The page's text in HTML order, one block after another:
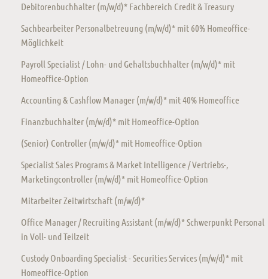
Debitorenbuchhalter (m/w/d)* Fachbereich Credit & Treasury
Sachbearbeiter Personalbetreuung (m/w/d)* mit 60% Homeoffice-
Möglichkeit
Payroll Specialist / Lohn- und Gehaltsbuchhalter (m/w/d)* mit
Homeoffice-Option
Accounting & Cashflow Manager (m/w/d)* mit 40% Homeoffice
Finanzbuchhalter (m/w/d)* mit Homeoffice-Option
(Senior) Controller (m/w/d)* mit Homeoffice-Option
Specialist Sales Programs & Market Intelligence / Vertriebs-,
Marketingcontroller (m/w/d)* mit Homeoffice-Option
Mitarbeiter Zeitwirtschaft (m/w/d)*
Office Manager / Recruiting Assistant (m/w/d)* Schwerpunkt Personal
in Voll- und Teilzeit
Custody Onboarding Specialist - Securities Services (m/w/d)* mit
Homeoffice-Option